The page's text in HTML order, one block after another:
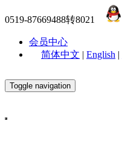
0519-87669488转8021
会员中心
简体中文 | English |
Toggle navigation